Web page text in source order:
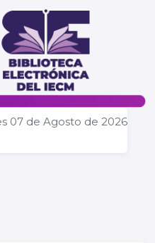
07 de Agosto de 2026